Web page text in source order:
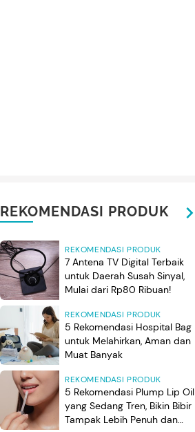
REKOMENDASI PRODUK
REKOMENDASI PRODUK
7 Antena TV Digital Terbaik
untuk Daerah Susah Sinyal,
Mulai dari Rp80 Ribuan!
REKOMENDASI PRODUK
5 Rekomendasi Hospital Bag
untuk Melahirkan, Aman dan
Muat Banyak
REKOMENDASI PRODUK
5 Rekomendasi Plump Lip Oil
yang Sedang Tren, Bikin Bibir
Tampak Lebih Penuh dan